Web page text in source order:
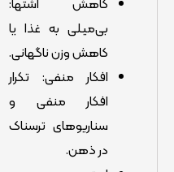
بی‌میلی به غذا یا
کاهش وزن ناگهانی.
افکار منفی: تکرار
افکار منفی و
سناریوهای ترسناک
در ذهن.